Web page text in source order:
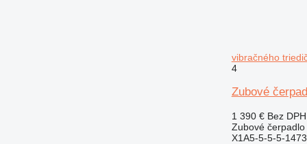
vibračného
4
Zubové
1 390 € Bez DPH
Zubové čerpadlo
X1A5-5-5-5-